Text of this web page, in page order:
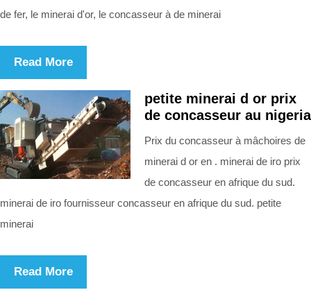
de fer, le minerai d'or, le concasseur à de minerai
Read More
petite minerai d or prix
de concasseur au nigeria
Prix du concasseur à mâchoires de
minerai d or en . minerai de iro prix
de concasseur en afrique du sud.
minerai de iro fournisseur concasseur en afrique du sud. petite
minerai
Read More